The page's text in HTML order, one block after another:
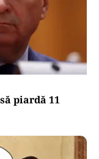
piardă 11